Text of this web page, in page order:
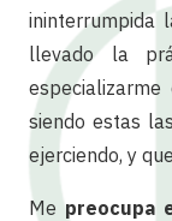
ininterrumpida
llevado la
especializarme
siendo estas
ejerciendo, y
Me preocupa